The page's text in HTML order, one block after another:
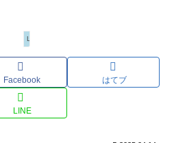
Loto
Facebook はてブ
LINE